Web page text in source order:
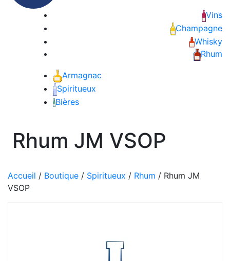
Vins
Champagne
Whisky
Rhum
Armagnac
Spiritueux
Bières
Rhum JM VSOP
Accueil / Boutique / Spiritueux / Rhum / Rhum JM
VSOP
Spiritueux
Craft Spirit